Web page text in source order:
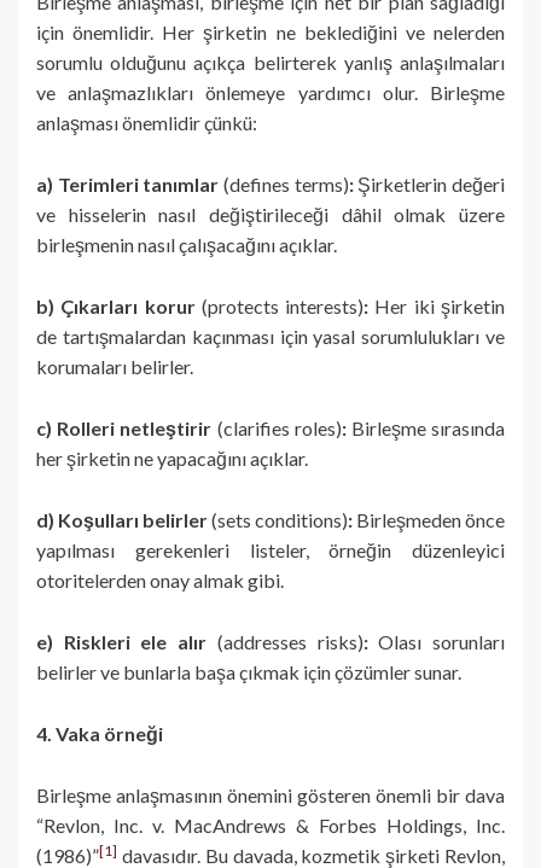
için önemlidir. Her şirketin ne beklediğini ve nelerden
sorumlu olduğunu açıkça belirterek yanlış anlaşılmaları
ve anlaşmazlıkları önlemeye yardımcı olur. Birleşme
anlaşması önemlidir çünkü:
a) Terimleri tanımlar (defines terms):Şirketlerin değeri
ve hisselerin nasıl değiştirileceği dâhil olmak üzere
birleşmenin nasıl çalışacağını açıklar.
b) Çıkarları korur (protects interests): Her iki şirketin
de tartışmalardan kaçınması için yasal sorumlulukları ve
korumaları belirler.
c) Rolleri netleştirir (clarifies roles):Birleşme sırasında
her şirketin ne yapacağını açıklar.
d) Koşulları belirler(sets conditions): Birleşmeden önce
yapılması gerekenleri listeler, örneğin düzenleyici
otoritelerden onay almak gibi.
e) Riskleri ele alır (addresses risks):Olası sorunları
belirler ve bunlarla başa çıkmak için çözümler sunar.
4. Vaka örneği
Birleşme anlaşmasının önemini gösteren önemli bir dava
“Revlon, Inc. v. MacAndrews & Forbes Holdings, Inc.
(1986)”[1] davasıdır. Bu davada, kozmetik şirketi Revlon,